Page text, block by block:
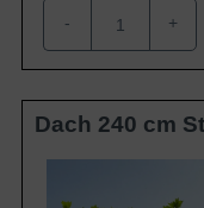
- +
Dach 240 cm